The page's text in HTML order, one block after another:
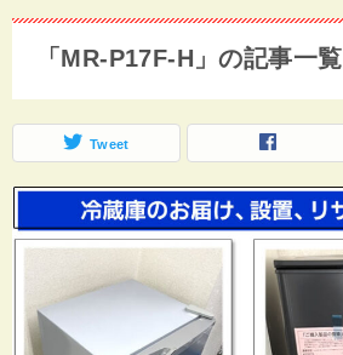
「MR-P17F-H」の記事一覧
Tweet